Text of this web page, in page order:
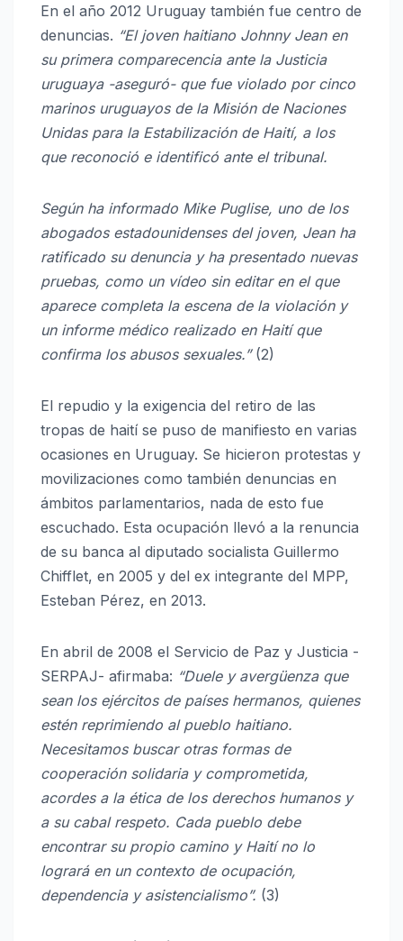
En el año 2012 Uruguay también fue centro de
denuncias. “El joven haitiano Johnny Jean en
su primera comparecencia ante la Justicia
uruguaya -aseguró- que fue violado por cinco
marinos uruguayos de la Misión de Naciones
Unidas para la Estabilización de Haití, a los
que reconoció e identificó ante el tribunal.
Según ha informado Mike Puglise, uno de los
abogados estadounidenses del joven, Jean ha
ratificado su denuncia y ha presentado nuevas
pruebas, como un vídeo sin editar en el que
aparece completa la escena de la violación y
un informe médico realizado en Haití que
confirma los abusos sexuales.”(2)
El repudio y la exigencia del retiro de las
tropas de haití se puso de manifiesto en varias
ocasiones en Uruguay. Se hicieron protestas y
movilizaciones como también denuncias en
ámbitos parlamentarios, nada de esto fue
escuchado. Esta ocupación llevó a la renuncia
de su banca al diputado socialista Guillermo
Chifflet, en 2005 y del ex integrante del MPP,
Esteban Pérez, en 2013.
En abril de 2008 el Servicio de Paz y Justicia -
SERPAJ- afirmaba: “Duele y avergüenza que
sean los ejércitos de países hermanos, quienes
estén reprimiendo al pueblo haitiano.
Necesitamos buscar otras formas de
cooperación solidaria y comprometida,
acordes a la ética de los derechos humanos y
a su cabal respeto. Cada pueblo debe
encontrar su propio camino y Haití no lo
logrará en un contexto de ocupación,
dependencia y asistencialismo”. (3)